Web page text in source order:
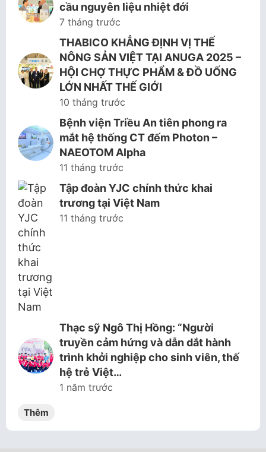
cầu nguyên liệu nhiệt đới
7 tháng trước
THABICO KHẲNG ĐỊNH VỊ THẾ
NÔNG SẢN VIỆT TẠI ANUGA 2025 –
HỘI CHỢ THỰC PHẨM & ĐỒ UỐNG
LỚN NHẤT THẾ GIỚI
10 tháng trước
Bệnh viện Triều An tiên phong ra
mắt hệ thống CT đếm Photon –
NAEOTOM Alpha
11 tháng trước
Tập đoàn YJC chính thức khai
trương tại Việt Nam
11 tháng trước
Thạc sỹ Ngô Thị Hồng: “Người
truyền cảm hứng và dẫn dắt hành
trình khởi nghiệp cho sinh viên, thế
hệ trẻ Việt…
1 năm trước
Thêm